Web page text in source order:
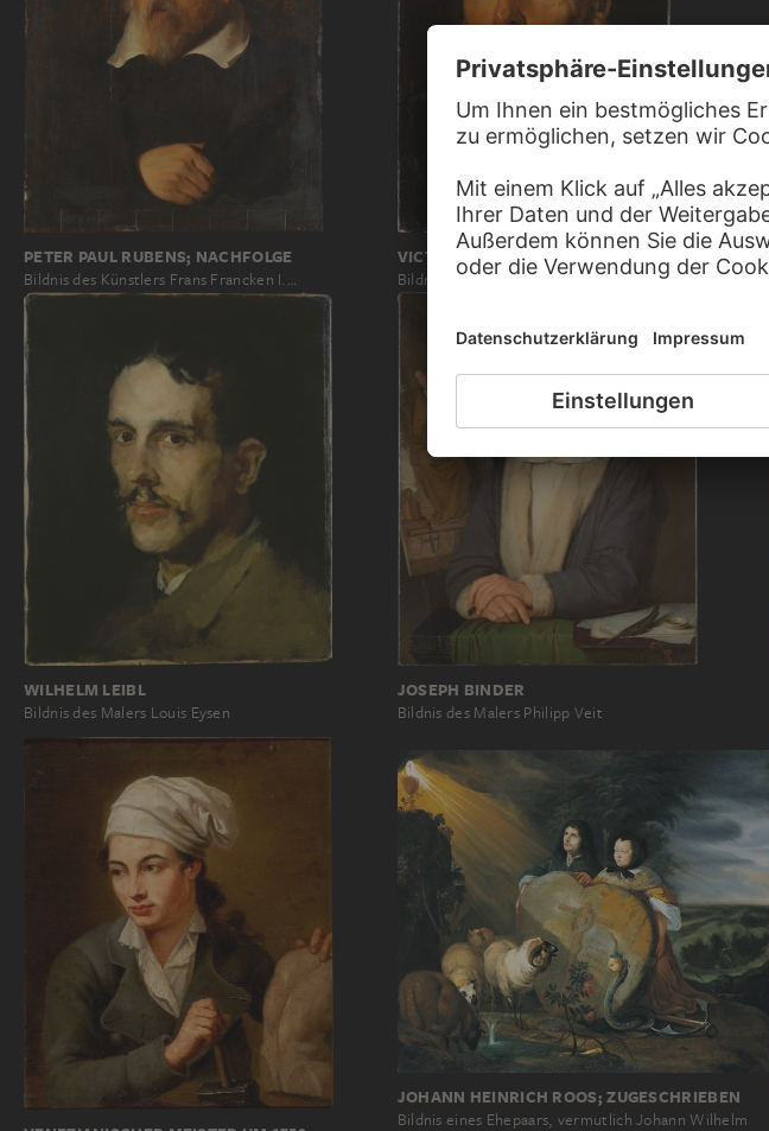
PETER PAUL RUBENS; NACHFOLGE
Bildnis des Künstlers Frans Francken I.…
VICTOR MÜLLER, NACH PETER PAUL RUBENS
Bildnis des Künstlers Frans Francken I.…
WILHELM LEIBL
Bildnis des Malers Louis Eysen
JOSEPH BINDER
Bildnis des Malers Philipp Veit
JOHANN HEINRICH ROOS; ZUGESCHRIEBEN
Bildnis eines Ehepaars, vermutlich Johann Wilhelm